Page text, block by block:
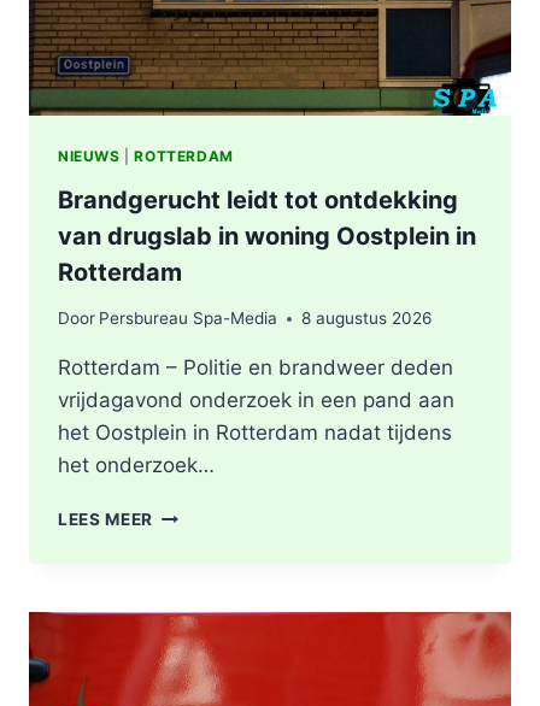
NIEUWS |ROTTERDAM
Brandgerucht leidt tot ontdekking
van drugslab in woning Oostplein in
Rotterdam
Door Persbureau Spa-Media 8 augustus 2026
Rotterdam – Politie en brandweer deden
vrijdagavond onderzoek in een pand aan
het Oostplein in Rotterdam nadat tijdens
het onderzoek…
LEES MEER BRANDGERUCHT
VAN
DRUGSLAB
IN
WONING